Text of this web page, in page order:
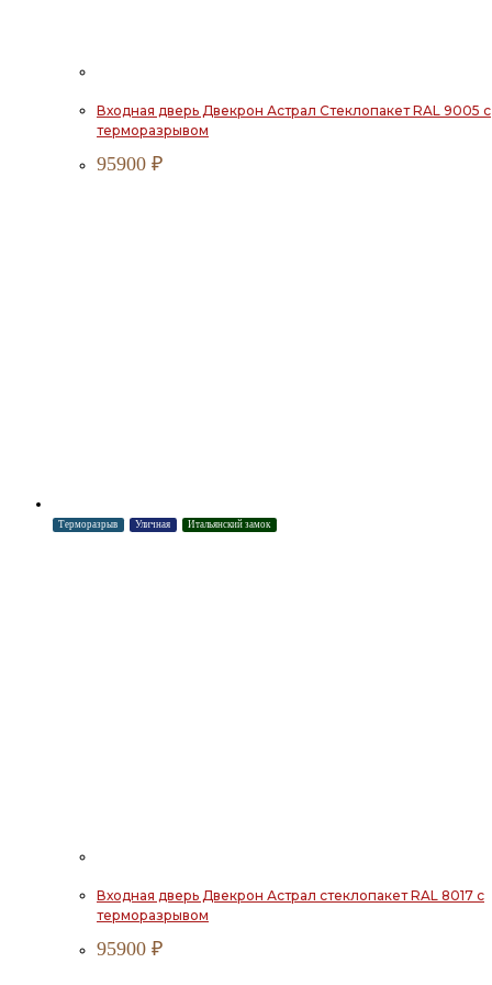
Входная дверь Двекрон Астрал Стеклопакет RAL 9005 с
терморазрывом
95900 ₽
Терморазрыв Уличная Итальянский замок
Входная дверь Двекрон Астрал стеклопакет RAL 8017 с
терморазрывом
95900 ₽